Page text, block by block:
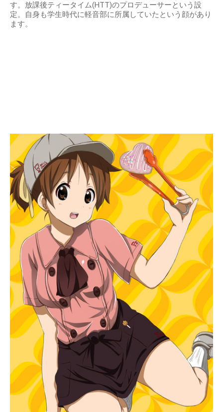
す。放課後ティータイム(HTT)のプロデューサーという設
定。自身も学生時代に軽音部に所属していたという顔があり
ます。